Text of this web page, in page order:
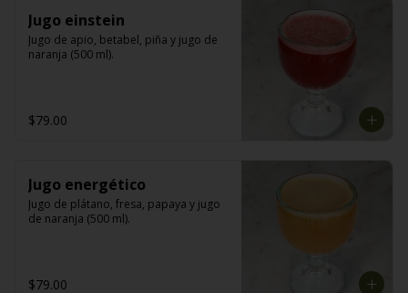
Jugo einstein
Jugo de apio, betabel, piña y jugo de
naranja (500 ml).
$79.00
Jugo energético
Jugo de plátano, fresa, papaya y jugo
de naranja (500 ml).
$79.00